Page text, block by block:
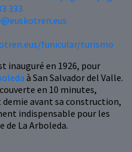
inauguré en 1926, pour
à San Salvador del Valle.
en 10 minutes,
avant sa construction,
indispensable pour les
La Arboleda.
333
funicular/turismo